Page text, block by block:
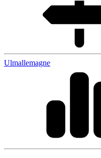
Ulmallemagne